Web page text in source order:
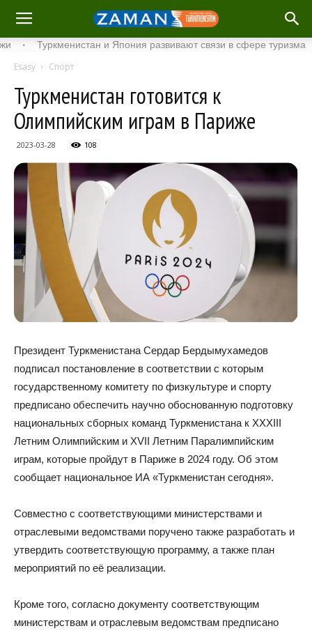
Туркменистан и Япония развивают связи в сфере туризма ·
Esasy Спорт
Туркменистан готовится к
Олимпийским играм в Париже
2023-03-28 108
Президент Туркменистана Сердар Бердымухамедов
подписал постановление в соответствии с которым
государственному комитету по физкультуре и спорту
предписано обеспечить научно обос­нованную подготовку
национальных сборных команд Туркменистана к XXXIII
Летним Олимпийским и XVII Летним Паралимпийским
играм, которые пройдут в Париже в 2024 году. Об этом
сообщает национальное ИА «Туркменистан сегодня».
Совместно с соответствующими министерствами и
отраслевыми ведомствами поручено также разработать и
утвердить соответствующую программу, а также план
мероприятий по её реализации.
Кроме того, согласно документу соответствующим
министерствам и отраслевым ведомствам предписано